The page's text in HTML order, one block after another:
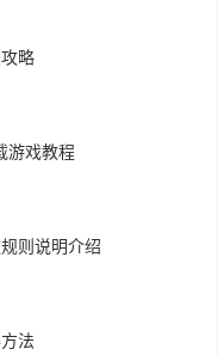
略
游戏教程
则说明介绍
法